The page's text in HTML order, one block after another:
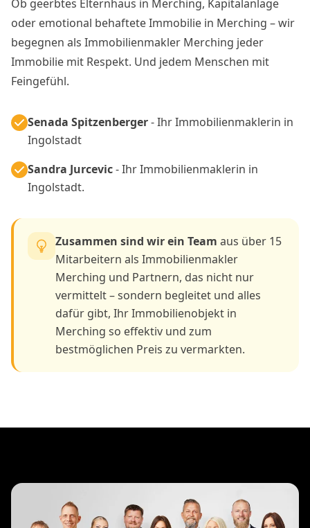
Ob geerbtes Elternhaus in Merching, Kapitalanlage
oder emotional behaftete Immobilie in Merching – wir
begegnen als Immobilienmakler Merching jeder
Immobilie mit Respekt. Und jedem Menschen mit
Feingefühl.
Senada Spitzenberger- Ihr Immobilienmaklerin in
Ingolstadt
Sandra Jurcevic- Ihr Immobilienmaklerin in
Ingolstadt.
Zusammen sind wir ein Team aus über 15
Mitarbeitern als Immobilienmakler
Merching und Partnern, das nicht nur
vermittelt – sondern begleitet und alles
dafür gibt, Ihr Immobilienobjekt in
Merching so effektiv und zum
bestmöglichen Preis zu vermarkten.